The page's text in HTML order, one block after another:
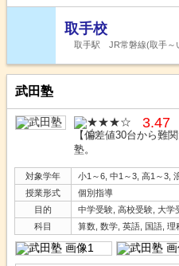
取手校
取手駅 JR常磐線(取手～
武田塾
3.47
【偏差値30台から難
塾。
対象学年
小1～6, 中1～3, 高1～3,
授業形式
個別指導
目的
中学受験, 高校受験, 大学
科目
算数, 数学, 英語, 国語,